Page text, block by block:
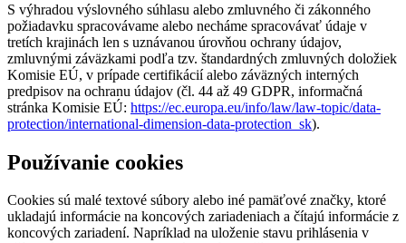
S výhradou výslovného súhlasu alebo zmluvného či zákonného
požiadavku spracovávame alebo necháme spracovávať údaje v
tretích krajinách len s uznávanou úrovňou ochrany údajov,
zmluvnými záväzkami podľa tzv. štandardných zmluvných doložiek
Komisie EÚ, v prípade certifikácií alebo záväzných interných
predpisov na ochranu údajov (čl. 44 až 49 GDPR, informačná
stránka Komisie EÚ: https://ec.europa.eu/info/law/law-topic/data-
protection/international-dimension-data-protection_sk).
Používanie cookies
Cookies sú malé textové súbory alebo iné pamäťové značky, ktoré
ukladajú informácie na koncových zariadeniach a čítajú informácie z
koncových zariadení. Napríklad na uloženie stavu prihlásenia v